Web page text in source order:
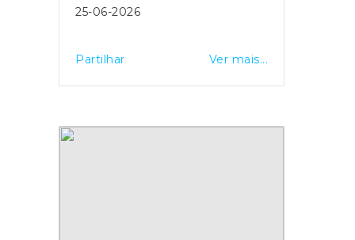
25-06-2026
Partilhar Ver mais...